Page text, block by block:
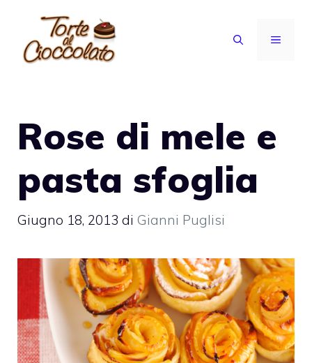
contenuto
MENU
Rose di mele e
pasta sfoglia
Giugno 18, 2013 di Gianni Puglisi